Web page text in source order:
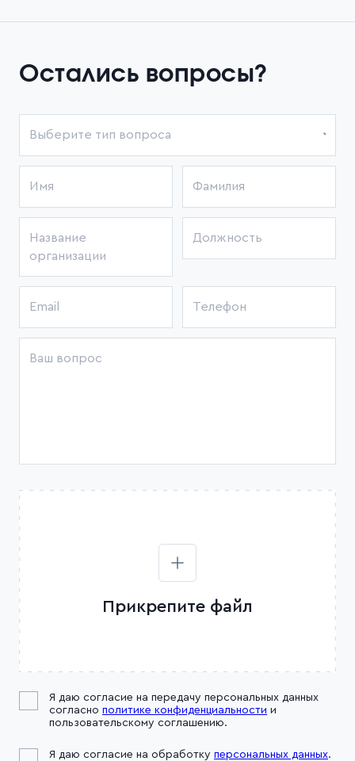
Остались вопросы?
Выберите тип вопроса
Прикрепите файл
Я даю согласие на передачу персональных данных
согласно политике конфиденциальности и
пользовательскому соглашению.
Я даю согласие на обработку персональных данных.